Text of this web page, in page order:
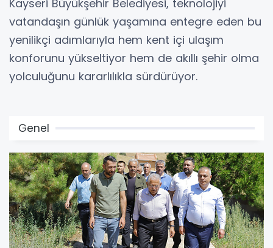
Kayseri Büyükşehir Belediyesi, teknolojiyi
vatandaşın günlük yaşamına entegre eden bu
yenilikçi adımlarıyla hem kent içi ulaşım
konforunu yükseltiyor hem de akıllı şehir olma
yolculuğunu kararlılıkla sürdürüyor.
Genel